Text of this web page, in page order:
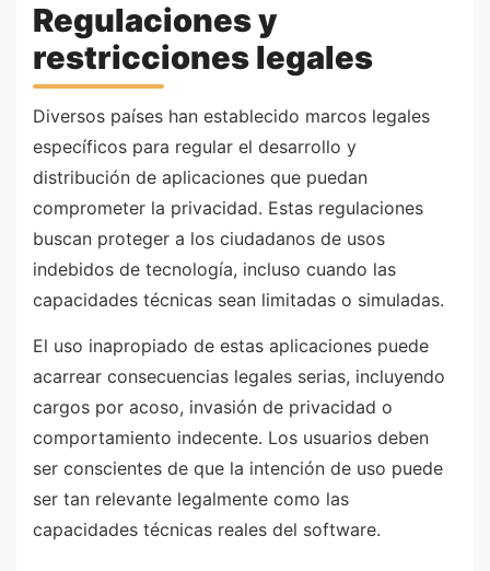
Regulaciones y
restricciones legales
Diversos países han establecido marcos legales
específicos para regular el desarrollo y
distribución de aplicaciones que puedan
comprometer la privacidad. Estas regulaciones
buscan proteger a los ciudadanos de usos
indebidos de tecnología, incluso cuando las
capacidades técnicas sean limitadas o simuladas.
El uso inapropiado de estas aplicaciones puede
acarrear consecuencias legales serias, incluyendo
cargos por acoso, invasión de privacidad o
comportamiento indecente. Los usuarios deben
ser conscientes de que la intención de uso puede
ser tan relevante legalmente como las
capacidades técnicas reales del software.